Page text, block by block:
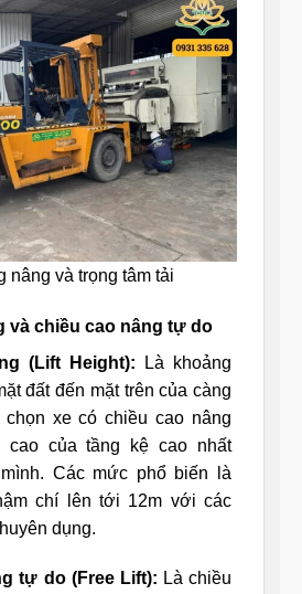
nâng và trọng tâm tải
và chiều cao nâng tự do
(Lift Height): Là khoảng
đất đến mặt trên của càng
chọn xe có chiều cao nâng
cao của tầng kệ cao nhất
Các mức phổ biến là
chí lên tới 12m với các
dụng.
tự do (Free Lift): Là chiều